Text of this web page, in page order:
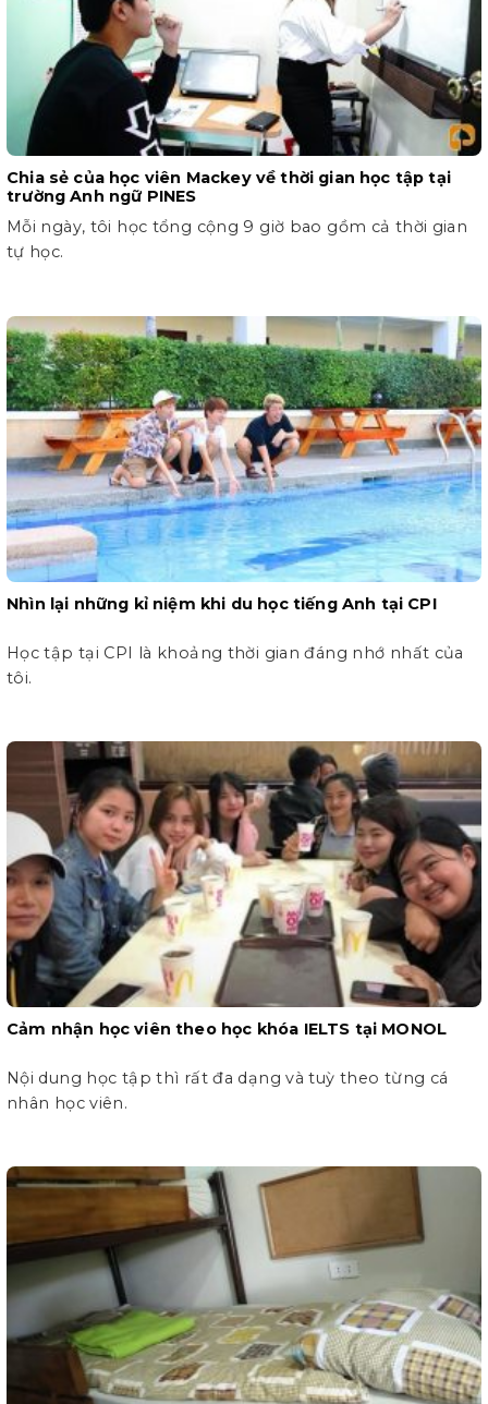
Chia sẻ của học viên Mackey về thời gian học tập tại
trường Anh ngữ PINES
Mỗi ngày, tôi học tổng cộng 9 giờ bao gồm cả thời gian
tự học.
Nhìn lại những kỉ niệm khi du học tiếng Anh tại CPI
Học tập tại CPI là khoảng thời gian đáng nhớ nhất của
tôi.
Cảm nhận học viên theo học khóa IELTS tại MONOL
Nội dung học tập thì rất đa dạng và tuỳ theo từng cá
nhân học viên.